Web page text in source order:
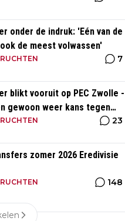
onder de indruk: 'Eén van de
de meest volwassen'
7
blikt vooruit op PEC Zwolle -
gewoon weer kans tegen
23
zomer 2026 Eredivisie
148